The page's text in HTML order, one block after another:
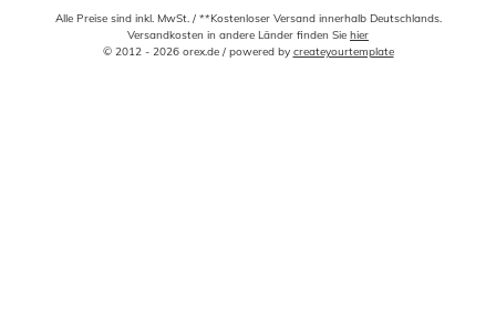
Alle Preise sind inkl. MwSt. / **Kostenloser Versand innerhalb Deutschlands.
Versandkosten in andere Länder finden Sie hier
© 2012 - 2026 orex.de / powered by createyourtemplate